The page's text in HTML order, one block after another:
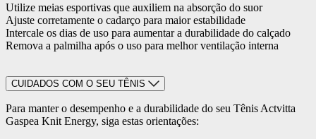
Utilize meias esportivas que auxiliem na absorção do suor
Ajuste corretamente o cadarço para maior estabilidade
Intercale os dias de uso para aumentar a durabilidade do calçado
Remova a palmilha após o uso para melhor ventilação interna
CUIDADOS COM O SEU TÊNIS
Para manter o desempenho e a durabilidade do seu Tênis Actvitta
Gaspea Knit Energy, siga estas orientações: